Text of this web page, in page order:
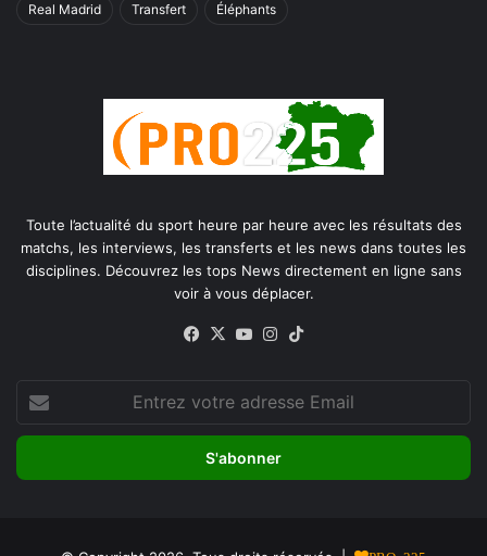
Real Madrid Transfert Éléphants
Toute l’actualité du sport heure par heure avec les résultats des
matchs, les interviews, les transferts et les news dans toutes les
disciplines. Découvrez les tops News directement en ligne sans
voir à vous déplacer.
Facebook
X YouTubeInstagram
votre
adresse